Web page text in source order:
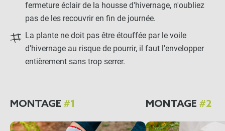
fermeture éclair de la housse d'hivernage, n'oubliez
pas de les recouvrir en fin de journée.
La plante ne doit pas être étouffée par le voile
d'hivernage au risque de pourrir, il faut l'envelopper
entièrement sans trop serrer.
MONTAGE #1 MONTAGE #2